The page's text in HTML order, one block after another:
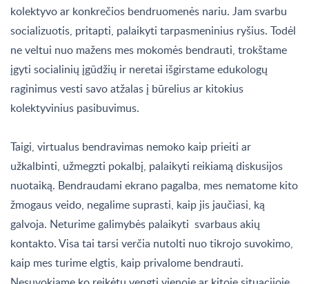
kolektyvo ar konkrečios bendruomenės nariu. Jam svarbu
socializuotis, pritapti, palaikyti tarpasmeninius ryšius. Todėl
ne veltui nuo mažens mes mokomės bendrauti, trokštame
įgyti socialinių įgūdžių ir neretai išgirstame edukologų
raginimus vesti savo atžalas į būrelius ar kitokius
kolektyvinius pasibuvimus.
Taigi, virtualus bendravimas nemoko kaip prieiti ar
užkalbinti, užmegzti pokalbį, palaikyti reikiamą diskusijos
nuotaiką. Bendraudami ekrano pagalba, mes nematome kito
žmogaus veido, negalime suprasti, kaip jis jaučiasi, ką
galvoja. Neturime galimybės palaikyti svarbaus akių
kontakto. Visa tai tarsi verčia nutolti nuo tikrojo suvokimo,
kaip mes turime elgtis, kaip privalome bendrauti.